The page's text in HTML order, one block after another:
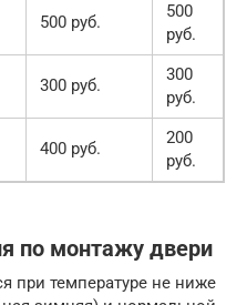
500 руб.
500
руб.
300 руб.
300
руб.
400 руб.
200
руб.
по монтажу двери
при температуре не ниже